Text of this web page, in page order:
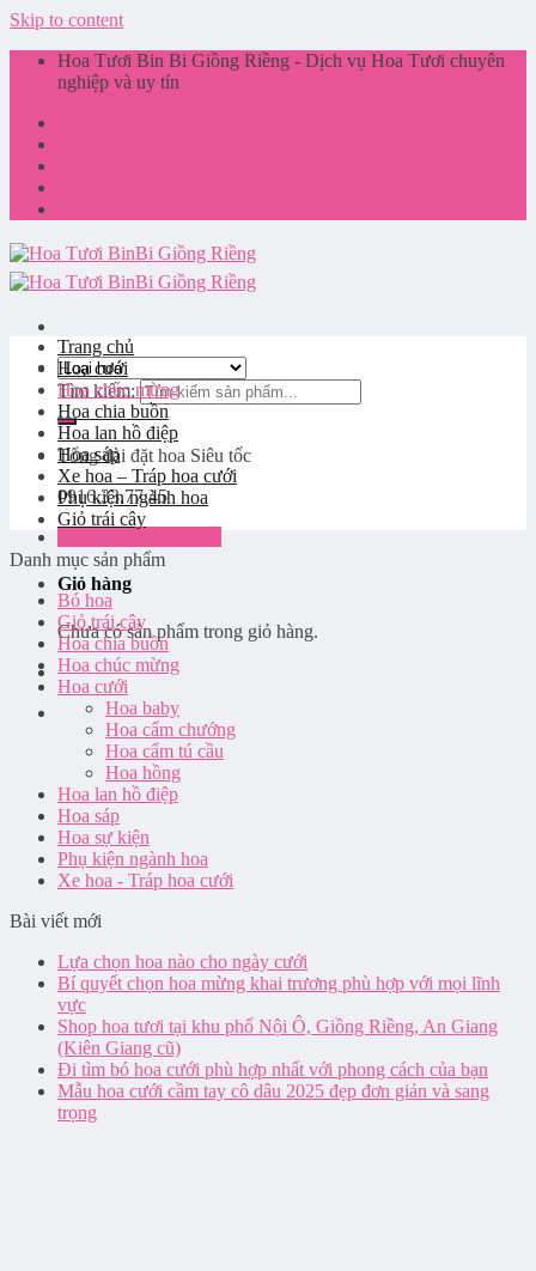
Skip to content
Hoa Tươi Bin Bi Giồng Riềng - Dịch vụ Hoa Tươi chuyên
nghiệp và uy tín
Tìm kiếm:
Tổng đài đặt hoa Siêu tốc
0916.33.77.45
Giỏ hàng
Chưa có sản phẩm trong giỏ hàng.
Trang chủ
Hoa cưới
Hoa chúc mừng
Hoa chia buồn
Hoa lan hồ điệp
Hoa sáp
Xe hoa – Tráp hoa cưới
Phụ kiện ngành hoa
Giỏ trái cây
Danh mục sản phẩm
Bó hoa
Giỏ trái cây
Hoa chia buồn
Hoa chúc mừng
Hoa cưới
Hoa baby
Hoa cẩm chướng
Hoa cẩm tú cầu
Hoa hồng
Hoa lan hồ điệp
Hoa sáp
Hoa sự kiện
Phụ kiện ngành hoa
Xe hoa - Tráp hoa cưới
Bài viết mới
Lựa chọn hoa nào cho ngày cưới
Bí quyết chọn hoa mừng khai trương phù hợp với mọi lĩnh
vực
Shop hoa tươi tại khu phố Nội Ô, Giồng Riềng, An Giang
(Kiên Giang cũ)
Đi tìm bó hoa cưới phù hợp nhất với phong cách của bạn
Mẫu hoa cưới cầm tay cô dâu 2025 đẹp đơn giản và sang
trọng